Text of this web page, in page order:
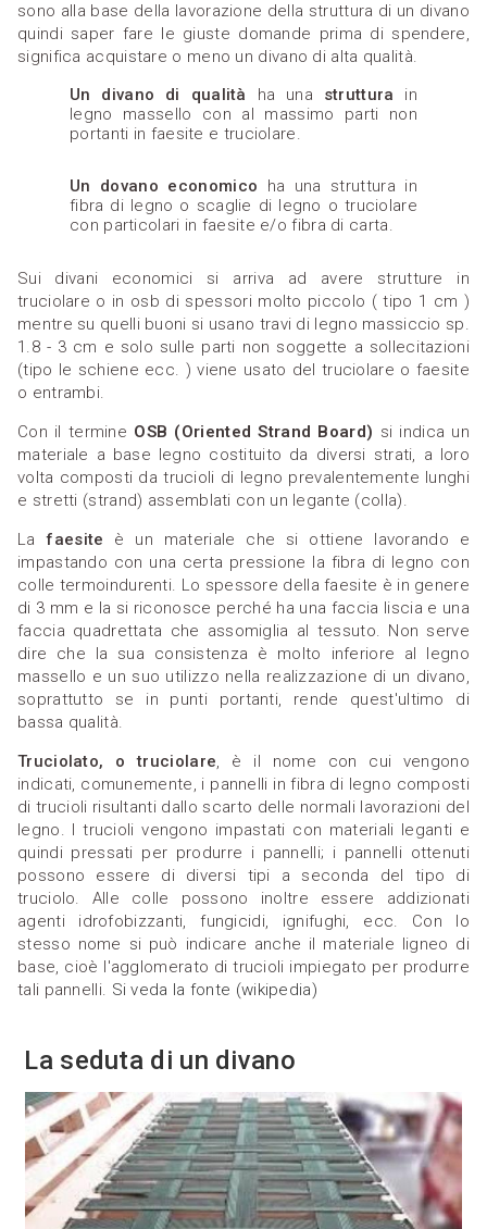
sono alla base della lavorazione della struttura di un divano
quindi saper fare le giuste domande prima di spendere,
significa acquistare o meno un divano di alta qualità.
Un divano di qualità ha una struttura in
legno massello con al massimo parti non
portanti in faesite e truciolare.
Un dovano economico ha una struttura in
fibra di legno o scaglie di legno o truciolare
con particolari in faesite e/o fibra di carta.
Sui divani economici si arriva ad avere strutture in
truciolare o in osb di spessori molto piccolo ( tipo 1 cm )
mentre su quelli buoni si usano travi di legno massiccio sp.
1.8 - 3 cm e solo sulle parti non soggette a sollecitazioni
(tipo le schiene ecc. ) viene usato del truciolare o faesite
o entrambi.
Con il termine OSB (Oriented Strand Board) si indica un
materiale a base legno costituito da diversi strati, a loro
volta composti da trucioli di legno prevalentemente lunghi
e stretti (strand) assemblati con un legante (colla).
Lafaesite è un materiale che si ottiene lavorando e
impastando con una certa pressione la fibra di legno con
colle termoindurenti. Lo spessore della faesite è in genere
di 3 mm e la si riconosce perché ha una faccia liscia e una
faccia quadrettata che assomiglia al tessuto. Non serve
dire che la sua consistenza è molto inferiore al legno
massello e un suo utilizzo nella realizzazione di un divano,
soprattutto se in punti portanti, rende quest'ultimo di
bassa qualità.
Truciolato, o truciolare, è il nome con cui vengono
indicati, comunemente, i pannelli in fibra di legno composti
di trucioli risultanti dallo scarto delle normali lavorazioni del
legno. I trucioli vengono impastati con materiali leganti e
quindi pressati per produrre i pannelli; i pannelli ottenuti
possono essere di diversi tipi a seconda del tipo di
truciolo. Alle colle possono inoltre essere addizionati
agenti idrofobizzanti, fungicidi, ignifughi, ecc. Con lo
stesso nome si può indicare anche il materiale ligneo di
base, cioè l'agglomerato di trucioli impiegato per produrre
tali pannelli. Si veda la fonte (wikipedia)
La seduta di un divano